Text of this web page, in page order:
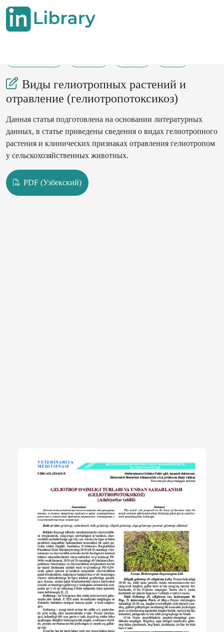
Виды гелиотропных растений и
отравление (гелиотропотоксикоз)
Данная статья подготовлена на основании литературных
данных, в статье приведены сведения о видах гелиотропного
растения и клинических признаках отравления гелиотропом
у сельскохозяйственных животных.
PDF (Узбекский)